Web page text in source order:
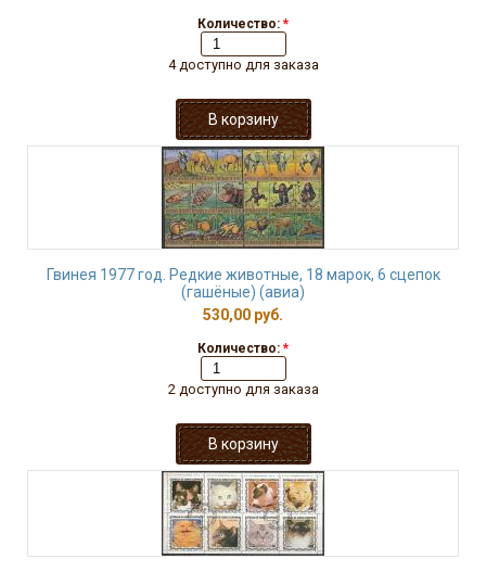
Количество: *
4 доступно для заказа
Гвинея 1977 год. Редкие животные, 18 марок, 6 сцепок
(гашёные) (авиа)
530,00 руб.
Количество: *
2 доступно для заказа